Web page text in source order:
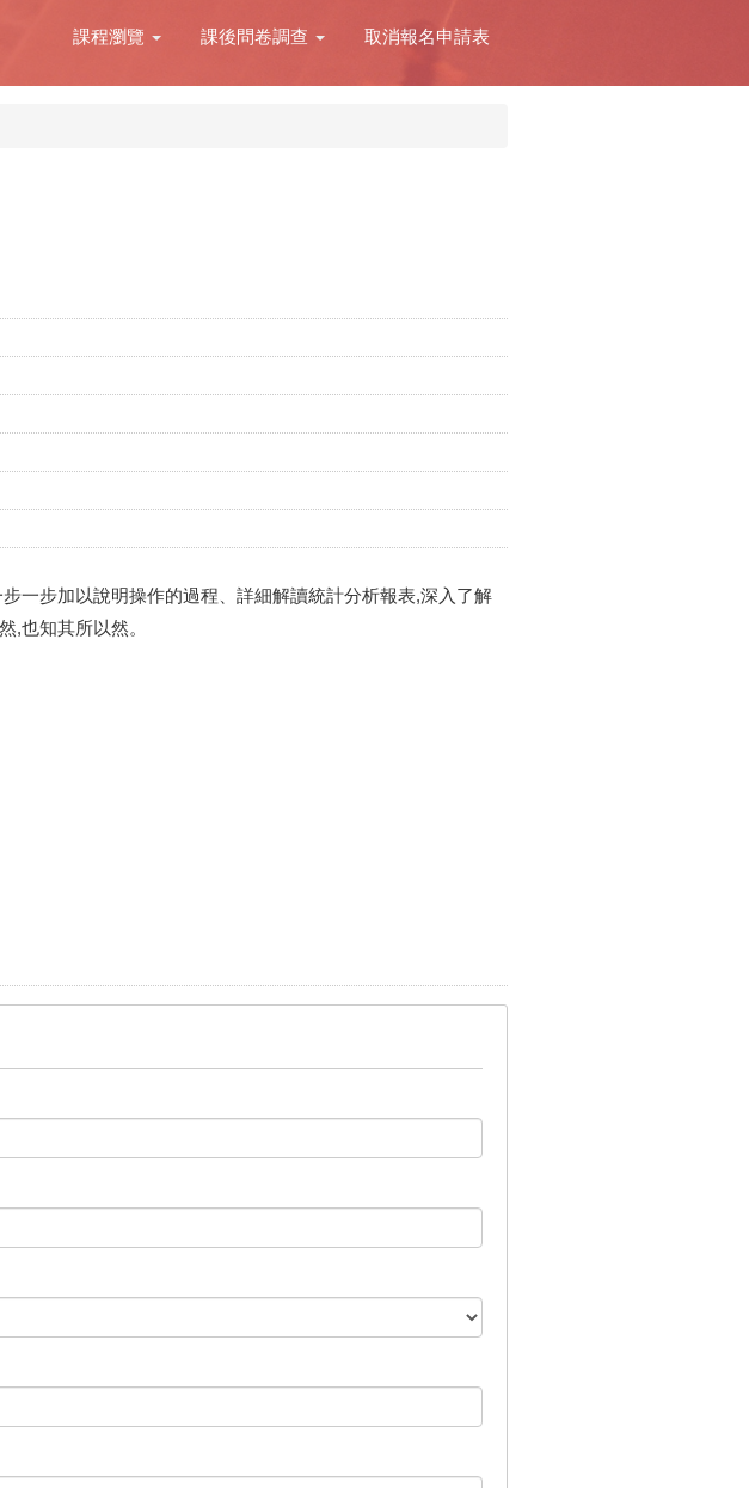
課程瀏覽 課後問卷調查 取消報名申請表
一步加以說明操作的過程、詳細解讀統計分析報表,深入了解
,也知其所以然。